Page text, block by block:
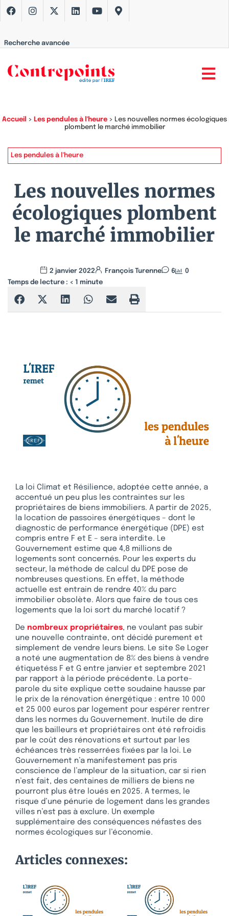
Recherche avancée
Accueil > Les pendules à l'heure > Les nouvelles normes écologiques
plombent le marché immobilier
Les pendules à l'heure
Les nouvelles normes
écologiques plombent
le marché immobilier
2 janvier 2022 François Turenne 6
0
Temps de lecture : < 1 minute
La loi Climat et Résilience, adoptée cette année, a
accentué un peu plus les contraintes sur les
propriétaires de biens immobiliers. A partir de 2025,
la location de passoires énergétiques – dont le
diagnostic de performance énergétique (DPE) est
compris entre F et E – sera interdite. Le
Gouvernement estime que 4,8 millions de
logements sont concernés. Pour les experts du
secteur, la méthode de calcul du DPE pose de
nombreuses questions. En effet, la méthode
actuelle est entrain de rendre 40% du parc
immobilier obsolète. Alors que faire de tous ces
logements que la loi sort du marché locatif ?
De nombreux propriétaires, ne voulant pas subir
une nouvelle contrainte, ont décidé purement et
simplement de vendre leurs biens. Le site Se Loger
a noté une augmentation de 8% des biens à vendre
étiquetéss F et G entre janvier et septembre 2021
par rapport à la période précédente. La porte-
parole du site explique cette soudaine hausse par
le prix de la rénovation énergétique : entre 10 000
et 25 000 euros par logement pour espérer rentrer
dans les normes du Gouvernement. Inutile de dire
que les bailleurs et propriétaires ont été refroidis
par le coût des rénovations et surtout par les
échéances très resserrées fixées par la loi. Le
Gouvernement n’a manifestement pas pris
conscience de l’ampleur de la situation, car si rien
n’est fait, des centaines de milliers de biens ne
pourront plus être loués en 2025. A termes, le
risque d’une pénurie de logement dans les grandes
villes n’est pas à exclure. Un exemple
supplémentaire des conséquences néfastes des
normes écologiques sur l’économie.
Articles connexes: